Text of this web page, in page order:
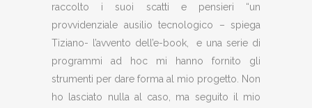
raccolto i suoi scatti e pensieri “un
provvidenziale ausilio tecnologico – spiega
Tiziano- l’avvento dell’e-book, e una serie di
programmi ad hoc mi hanno fornito gli
strumenti per dare forma al mio progetto. Non
ho lasciato nulla al caso, ma seguito il mio